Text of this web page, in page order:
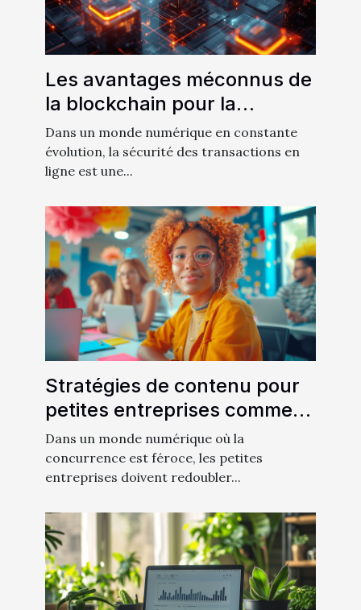
Les avantages méconnus de
la blockchain pour la
sécurité des transactions en
ligne
Dans un monde numérique en constante
évolution, la sécurité des transactions en
ligne est une...
Stratégies de contenu pour
petites entreprises comment
créer un impact avec un
budget limité
Dans un monde numérique où la
concurrence est féroce, les petites
entreprises doivent redoubler...